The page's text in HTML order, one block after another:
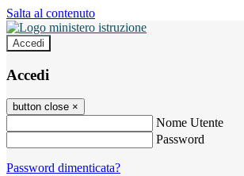
Salta al contenuto
Accedi
Accedi
button close ×
Nome Utente
Password
Password dimenticata?